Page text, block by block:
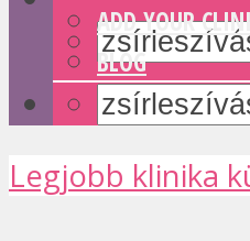
ADD YOUR
BLOG
Legjobb klinika